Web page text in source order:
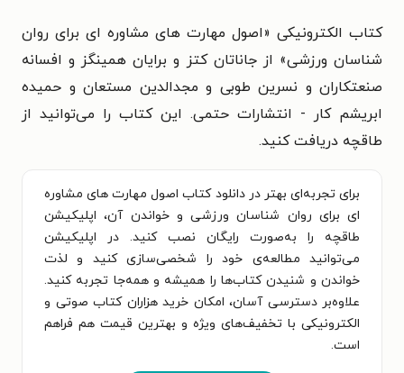
کتاب الکترونیکی «اصول مهارت های مشاوره ای برای روان
شناسان ورزشی» از جاناتان کتز و برایان همینگز و افسانه
صنعتکاران و نسرین طوبی و مجدالدین مستعان و حمیده
ابریشم کار - انتشارات حتمی. این کتاب را می‌توانید از
طاقچه دریافت کنید.
برای تجربه‌ای بهتر در دانلود کتاب اصول مهارت های مشاوره
ای برای روان شناسان ورزشی و خواندن آن، اپلیکیشن
طاقچه را به‌صورت رایگان نصب کنید. در اپلیکیشن
می‌توانید مطالعه‌ی خود را شخصی‌سازی کنید و لذت
خواندن و شنیدن کتاب‌ها را همیشه و همه‌جا تجربه کنید.
علاوه‌بر دسترسی آسان، امکان خرید هزاران کتاب صوتی و
الکترونیکی با تخفیف‌های ویژه و بهترین قیمت هم فراهم
است.